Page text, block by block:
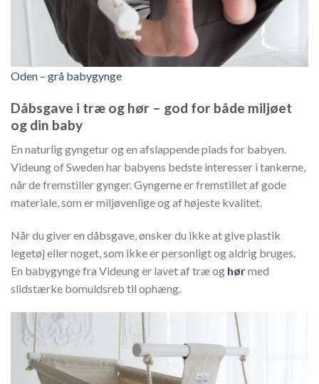
Oden – grå babygynge
Dåbsgave i træ og hør – god for både miljøet
og din baby
En naturlig gyngetur og en afslappende plads for babyen.
Videung of Sweden har babyens bedste interesser i tankerne,
når de fremstiller gynger. Gyngerne er fremstillet af gode
materiale, som er miljøvenlige og af højeste kvalitet.
Når du giver en dåbsgave, ønsker du ikke at give plastik
legetøj eller noget, som ikke er personligt og aldrig bruges.
En babygynge fra Videung er lavet af træ og hørmed
slidstærke bomuldsreb til ophæng.